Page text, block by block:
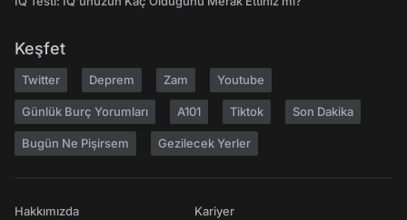
Keşfet
Twitter Deprem Zam Youtube
Günlük Burç Yorumları A101 Tiktok Son Dakika
Bugün Ne Pişirsem Gezilecek Yerler
Hakkımızda
Kariyer